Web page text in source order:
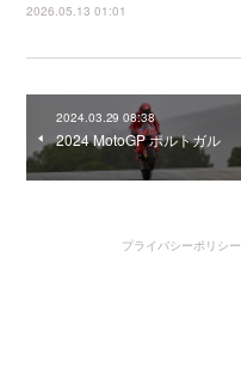
2026.05.13 01:01
2024.03.29 08:38
2024 MotoGP ポルトガル
プライバシーポリシー